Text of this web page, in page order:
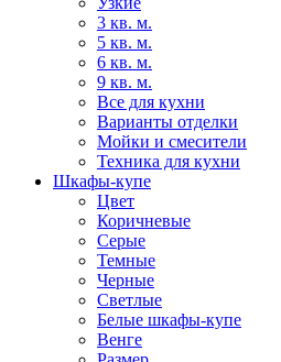
3 кв. м.
5 кв. м.
6 кв. м.
9 кв. м.
Все для кухни
Варианты отделки
Мойки и смесители
Техника для кухни
Шкафы-купе
Цвет
Коричневые
Серые
Темные
Черные
Светлые
Белые шкафы-купе
Венге